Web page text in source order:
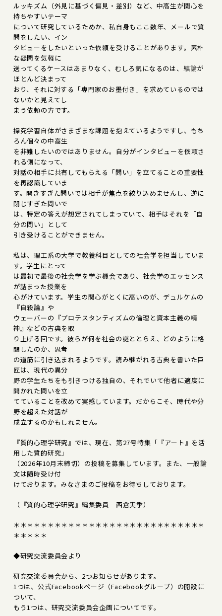
ルッキズム（外見に基づく偏見・差別）など、中高生が関心を
持ちやすいテーマ
について研究しているためか、私自身もここ数年、メールで質
問をしたい、イン
タビューをしたいといった依頼を受けることがあります。素朴
な疑問を気軽に
送ってくるケースはあまりなく、むしろ気になるのは、結論が
ほとんど決まって
おり、それに対する「専門家のお墨付き」を求めているのでは
ないかと見えてし
まう依頼の方です。
探究学習自体がさまざまな課題を抱えているようですし、もち
ろん個々の中高生
を非難したいのではありません。自分がインタビューを依頼さ
れる側になって、
対話の相手に共有してもらえる「問い」を立てることの重要性
を再認識していま
す。開きすぎた問いでは相手が焦点を絞り込めませんし、逆に
閉じすぎた問いで
は、特定の答えが想定されてしまっていて、相手はそれを「自
分の問い」として
引き受けることができません。
私は、理工系の大学で教養科目としての社会学を担当していま
す。学生にとって
は最初で最後の社会学を学ぶ機会であり、社会学のエッセンス
が詰まった授業を
心がけています。学生の関心がとくに高いのが、デュルケムの
『自殺論』や
ウェーバーの『プロテスタンティズムの倫理と資本主義の精
神』などの古典を取
り上げる回です。彼らが何を社会の謎ととらえ、どのように格
闘したのか、思考
の道筋に引き込まれるようです。読み継がれる古典を書いた巨
匠は、現代の異分
野の学生たちをも引きつける独自の、それでいて他者に適度に
開かれた問いを立
てていることを改めて実感しています。だからこそ、時代や分
野を超えた対話が
成立するのかもしれません。
『質的心理学研究』では、現在、第27号特集「『アート』を活
用した質的研究」
（2026年10月末締切）の投稿を募集しています。また、一般論
文は随時受け付
けております。みなさまのご投稿をお待ちしております。
（『質的心理学研究』編集委員 西倉実季）
＊＊＊＊＊＊＊＊＊＊＊＊＊＊＊＊＊＊＊＊＊＊＊＊＊＊＊＊
＊＊＊＊＊
◆研究交流委員会より
研究交流委員会から、2つお知らせがあります。
1つは、公式Facebookページ（Facebookグループ）の開設に
ついて、
もう1つは、研究交流委員会企画についてです。